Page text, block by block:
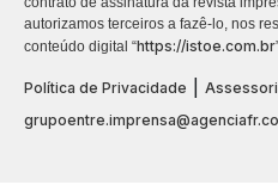
autorizamos terceiros a fazê-lo, nos
conteúdo digital “https://istoe.com.br
Política de Privacidade